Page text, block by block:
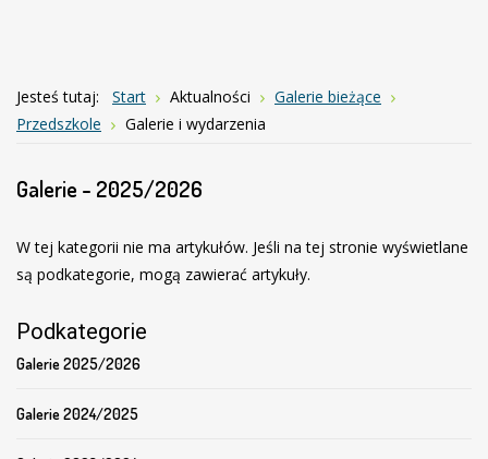
Jesteś tutaj: Start Aktualności
Galerie bieżące
Przedszkole
Galerie i wydarzenia
Galerie - 2025/2026
W tej kategorii nie ma artykułów. Jeśli na tej stronie wyświetlane
są podkategorie, mogą zawierać artykuły.
Podkategorie
Galerie 2025/2026
Galerie 2024/2025